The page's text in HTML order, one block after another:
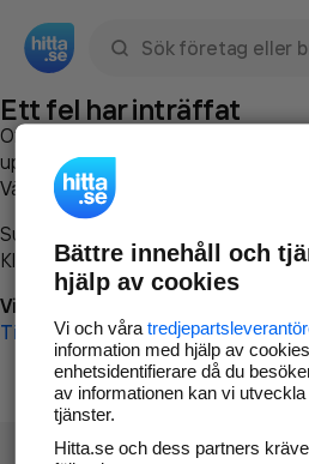
Ett fel har inträffat
Om du vill kan du
uppstod så att vi lättare och
Vänligen försök med följande:
Surfa till
Klicka påTillbaka-knappen i
Vi beklagar besväret!
Till startsidan
Bättre innehåll och
hjälp av cookies
Vi och våra
information med hjälp av
enhetsidentifierare då du
av informationen kan vi
tjänster.
Hitta.se och dess partners